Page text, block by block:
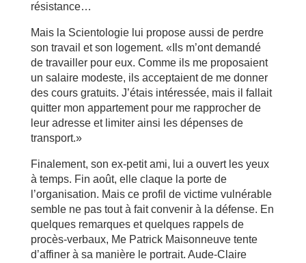
résistance…
Mais la Scientologie lui propose aussi de perdre
son travail et son logement. «Ils m’ont demandé
de travailler pour eux. Comme ils me proposaient
un salaire modeste, ils acceptaient de me donner
des cours gratuits. J’étais intéressée, mais il fallait
quitter mon appartement pour me rapprocher de
leur adresse et limiter ainsi les dépenses de
transport.»
Finalement, son ex-petit ami, lui a ouvert les yeux
à temps. Fin août, elle claque la porte de
l’organisation. Mais ce profil de victime vulnérable
semble ne pas tout à fait convenir à la défense. En
quelques remarques et quelques rappels de
procès-verbaux, Me Patrick Maisonneuve tente
d’affiner à sa manière le portrait. Aude-Claire